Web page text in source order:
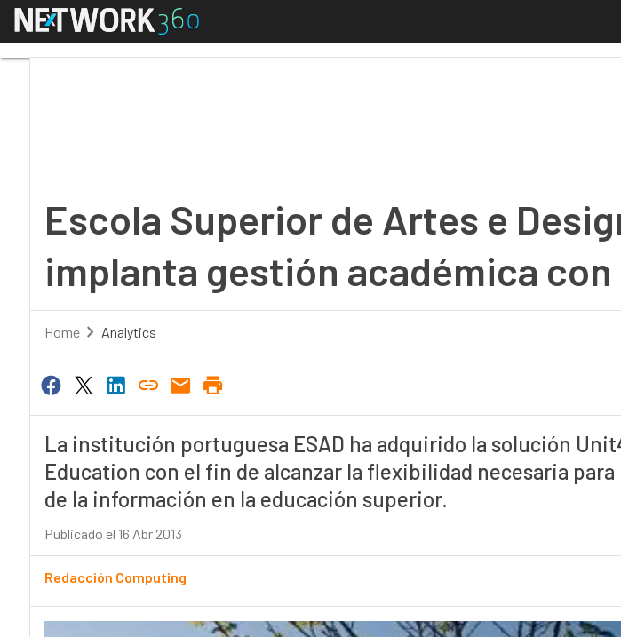
Menú
Escola Superior de Artes e
implanta gestión académica
Home Analytics
La institución portuguesa ESAD ha adquirido la solución
Education con el fin de alcanzar la flexibilidad necesaria
de la información en la educación superior.
Publicado el 16 Abr 2013
Redacción Computing